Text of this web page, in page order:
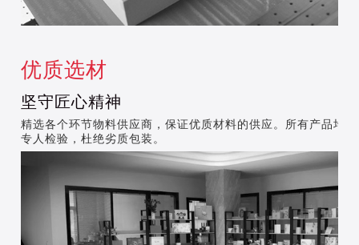
优质选材
坚守匠心精神
精选各个环节物料供应商，保证优质材料的供应。所有产品均由
专人检验，杜绝劣质包装。